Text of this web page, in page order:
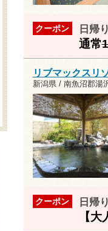
クーポン 日帰
通常
リブマックスリ
新潟県 / 南魚沼郡湯
クーポン 日帰
【大